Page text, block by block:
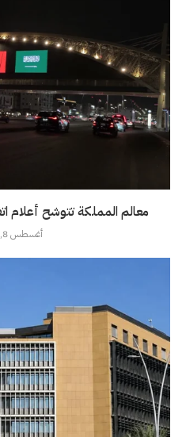
معالم المملكة تتوشح أعلام
أغسطس 8, 2026